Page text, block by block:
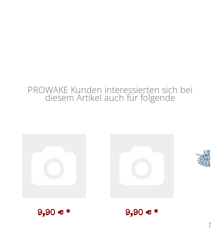
PROWAKE Kunden interessierten sich bei
diesem Artikel auch für folgende
9,90 € * 9,90 € *